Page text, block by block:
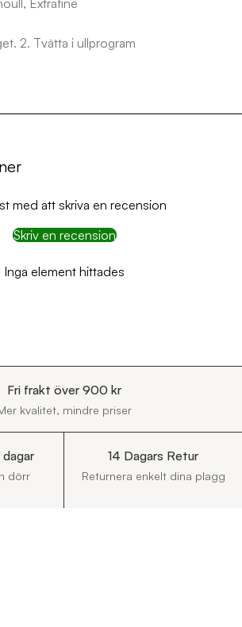
Extrafine
2. Tvätta i ullprogram
med att skriva en recension
Skriv en recension
Inga element hittades
Fri frakt över 900 kr
kvalitet, mindre priser
dörr
14 Dagars Retur
Returnera enkelt dina plagg